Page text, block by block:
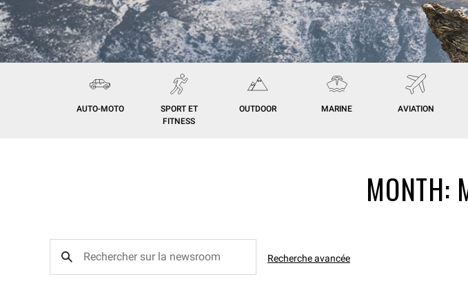
AUTO-MOTO
SPORT ET
FITNESS
OUTDOOR MARINE AVIATION
MONTH:
Recherche avancée